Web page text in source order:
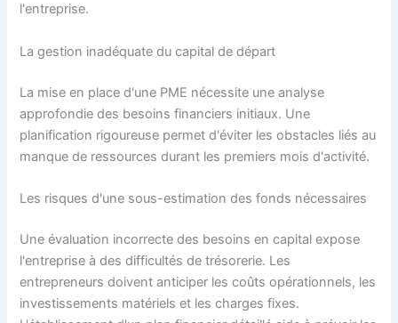
l'entreprise.
La gestion inadéquate du capital de départ
La mise en place d'une PME nécessite une analyse
approfondie des besoins financiers initiaux. Une
planification rigoureuse permet d'éviter les obstacles liés au
manque de ressources durant les premiers mois d'activité.
Les risques d'une sous-estimation des fonds nécessaires
Une évaluation incorrecte des besoins en capital expose
l'entreprise à des difficultés de trésorerie. Les
entrepreneurs doivent anticiper les coûts opérationnels, les
investissements matériels et les charges fixes.